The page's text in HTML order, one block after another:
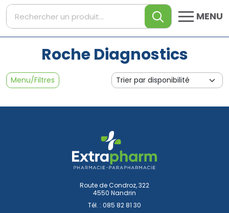
MENU
Roche Diagnostics
Menu/Filtres
Route de Condroz, 322
4550 Nandrin
Tél. : 085 82 81 30